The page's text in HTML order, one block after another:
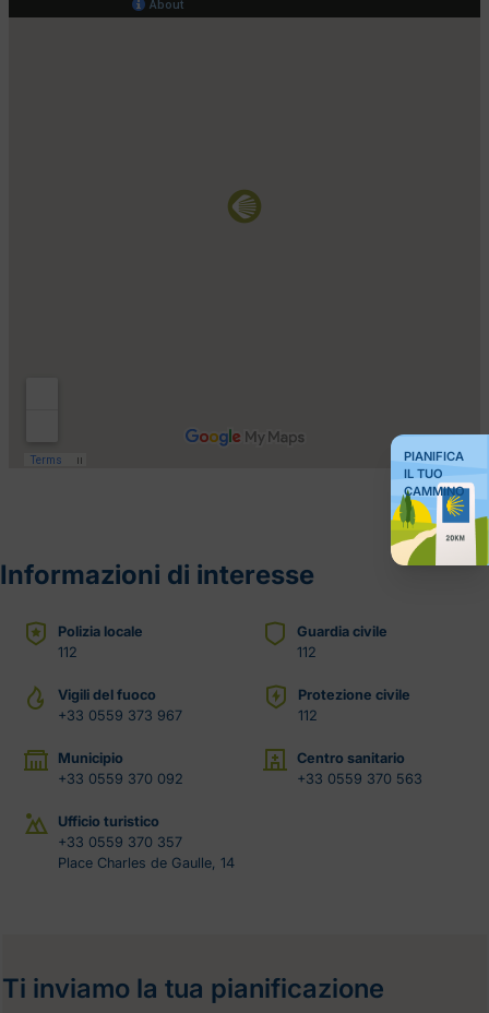
PIANIFICA
IL TUO
CAMMINO
Informazioni di interesse
Polizia locale
112
Guardia civile
112
Vigili del fuoco
+33 0559 373 967
Protezione civile
112
Municipio
+33 0559 370 092
Centro sanitario
+33 0559 370 563
Ufficio turistico
+33 0559 370 357
Place Charles de Gaulle, 14
Ti inviamo la tua pianificazione